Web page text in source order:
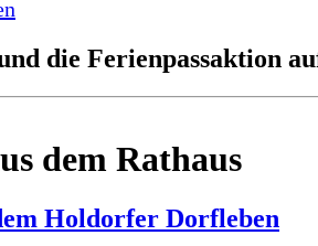
die Ferienpassaktion
dem Rathaus
Holdorfer Dorfleben